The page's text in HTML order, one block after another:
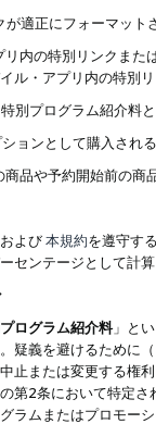
適正にフォーマッ
内の特別リンクま
ル・アプリ内の特別
別プログラム紹介料
ョンとして購入され
品や予約開始前の商
よび本規約を遵守す
センテージとして計
ログラム紹介料」と
疑義を避けるために
止または変更する権
第2条において特定
ラムまたはプロモー